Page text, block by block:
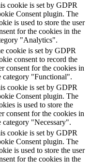
cookie is set by GDPR
Consent plugin. The
is used to store the user
for the cookies in the
"Analytics".
cookie is set by GDPR
consent to record the
consent for the cookies in
category "Functional".
cookie is set by GDPR
Consent plugin. The
is used to store the
consent for the cookies in
category "Necessary".
cookie is set by GDPR
Consent plugin. The
is used to store the user
for the cookies in the